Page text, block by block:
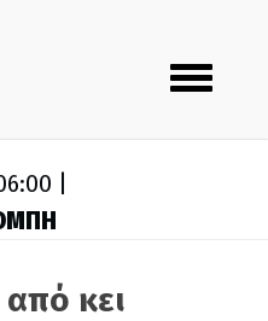
Toggle
navigation
|
κει